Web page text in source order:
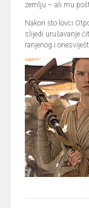
zemlju – ali mu
Nakon što lovci
slijedi urušavanje
ranjenog i